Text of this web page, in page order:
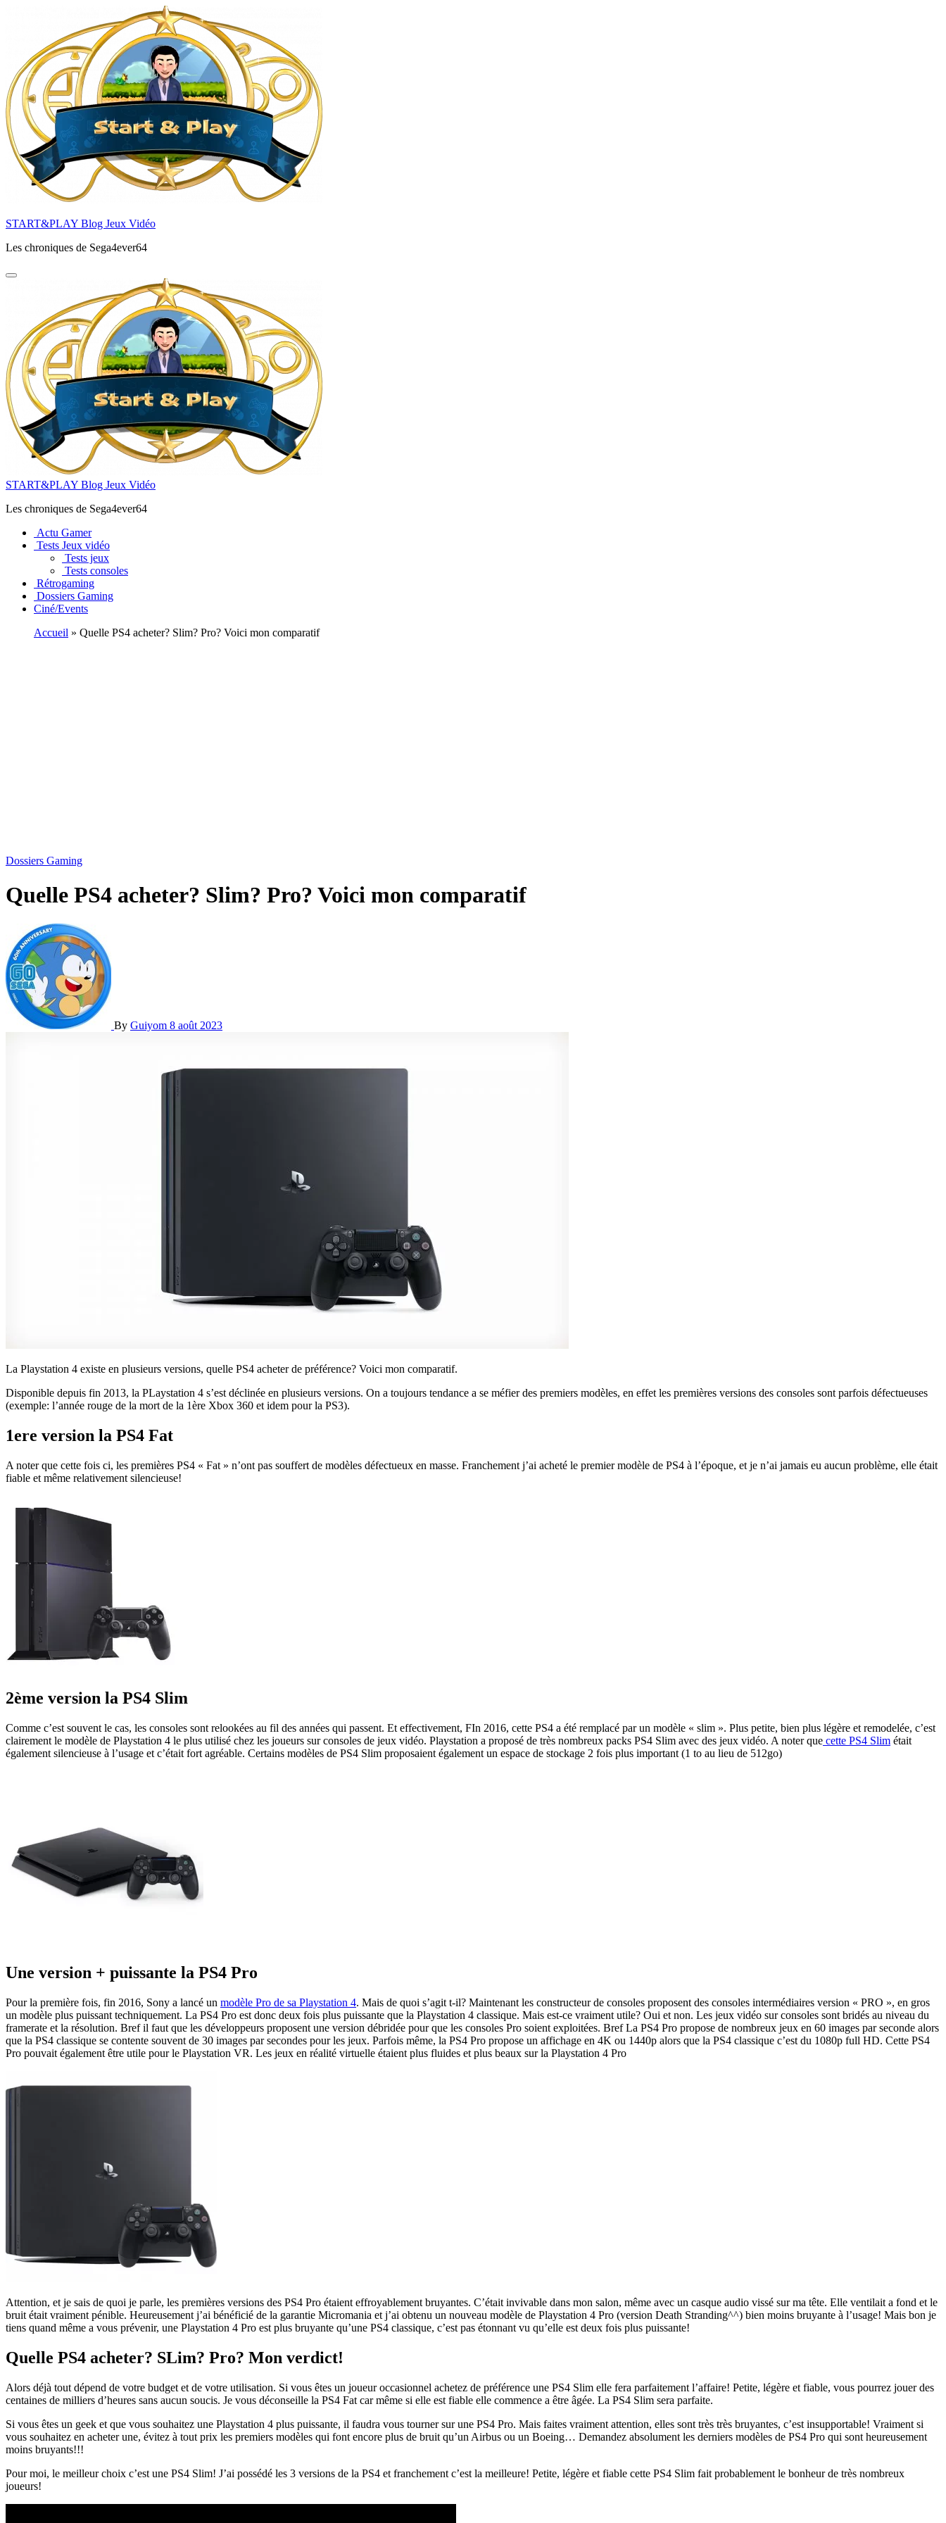
principal
START&PLAY Blog Jeux Vidéo
Les chroniques de Sega4ever64
START&PLAY Blog Jeux Vidéo
Les chroniques de Sega4ever64
Actu Gamer
Tests Jeux vidéo
Tests jeux
Tests consoles
Rétrogaming
Dossiers Gaming
Ciné/Events
Accueil » Quelle PS4 acheter? Slim? Pro? Voici mon comparatif
Dossiers Gaming
Quelle PS4 acheter? Slim? Pro? Voici mon comparatif
By Guiyom 8 août 2023
La Playstation 4 existe en plusieurs versions, quelle PS4 acheter de préférence? Voici mon comparatif.
Disponible depuis fin 2013, la PLaystation 4 s’est déclinée en plusieurs versions. On a toujours tendance a se méfier des premiers modèles, en effet les premières versions des consoles sont parfois défectueuses
(exemple: l’année rouge de la mort de la 1ère Xbox 360 et idem pour la PS3).
1ere version la PS4 Fat
A noter que cette fois ci, les premières PS4 « Fat » n’ont pas souffert de modèles défectueux en masse. Franchement j’ai acheté le premier modèle de PS4 à l’époque, et je n’ai jamais eu aucun problème, elle était
fiable et même relativement silencieuse!
2ème version la PS4 Slim
Comme c’est souvent le cas, les consoles sont relookées au fil des années qui passent. Et effectivement, FIn 2016, cette PS4 a été remplacé par un modèle « slim ». Plus petite, bien plus légère et remodelée, c’est
clairement le modèle de Playstation 4 le plus utilisé chez les joueurs sur consoles de jeux vidéo. Playstation a proposé de très nombreux packs PS4 Slim avec des jeux vidéo. A noter que cette PS4 Slim était
également silencieuse à l’usage et c’était fort agréable. Certains modèles de PS4 Slim proposaient également un espace de stockage 2 fois plus important (1 to au lieu de 512go)
Une version + puissante la PS4 Pro
Pour la première fois, fin 2016, Sony a lancé un modèle Pro de sa Playstation 4. Mais de quoi s’agit t-il? Maintenant les constructeur de consoles proposent des consoles intermédiaires version « PRO », en gros
un modèle plus puissant techniquement. La PS4 Pro est donc deux fois plus puissante que la Playstation 4 classique. Mais est-ce vraiment utile? Oui et non. Les jeux vidéo sur consoles sont bridés au niveau du
framerate et la résolution. Bref il faut que les développeurs proposent une version débridée pour que les consoles Pro soient exploitées. Bref La PS4 Pro propose de nombreux jeux en 60 images par seconde alors
que la PS4 classique se contente souvent de 30 images par secondes pour les jeux. Parfois même, la PS4 Pro propose un affichage en 4K ou 1440p alors que la PS4 classique c’est du 1080p full HD. Cette PS4
Pro pouvait également être utile pour le Playstation VR. Les jeux en réalité virtuelle étaient plus fluides et plus beaux sur la Playstation 4 Pro
Attention, et je sais de quoi je parle, les premières versions des PS4 Pro étaient effroyablement bruyantes. C’était invivable dans mon salon, même avec un casque audio vissé sur ma tête. Elle ventilait a fond et le
bruit était vraiment pénible. Heureusement j’ai bénéficié de la garantie Micromania et j’ai obtenu un nouveau modèle de Playstation 4 Pro (version Death Stranding^^) bien moins bruyante à l’usage! Mais bon je
tiens quand même a vous prévenir, une Playstation 4 Pro est plus bruyante qu’une PS4 classique, c’est pas étonnant vu qu’elle est deux fois plus puissante!
Quelle PS4 acheter? SLim? Pro? Mon verdict!
Alors déjà tout dépend de votre budget et de votre utilisation. Si vous êtes un joueur occasionnel achetez de préférence une PS4 Slim elle fera parfaitement l’affaire! Petite, légère et fiable, vous pourrez jouer des
centaines de milliers d’heures sans aucun soucis. Je vous déconseille la PS4 Fat car même si elle est fiable elle commence a être âgée. La PS4 Slim sera parfaite.
Si vous êtes un geek et que vous souhaitez une Playstation 4 plus puissante, il faudra vous tourner sur une PS4 Pro. Mais faites vraiment attention, elles sont très très bruyantes, c’est insupportable! Vraiment si
vous souhaitez en acheter une, évitez à tout prix les premiers modèles qui font encore plus de bruit qu’un Airbus ou un Boeing… Demandez absolument les derniers modèles de PS4 Pro qui sont heureusement
moins bruyants!!!
Pour moi, le meilleur choix c’est une PS4 Slim! J’ai possédé les 3 versions de la PS4 et franchement c’est la meilleure! Petite, légère et fiable cette PS4 Slim fait probablement le bonheur de très nombreux
joueurs!